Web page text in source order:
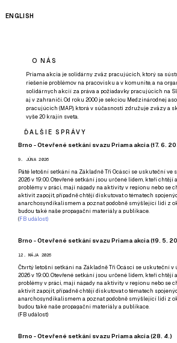
ENGLISH
O NÁS
Priama akcia je solidárny zväz pracujúcich, ktorý sa
riešenie problémov na pracovisku a v komunite, a na
solidárnych akcií za práva a požiadavky pracujúcich na
aj v zahraničí. Od roku 2000 je sekciou Medzinárodnej
pracujúcich (MAP), ktorá v súčasnosti združuje zväzy a
vyše 20 krajín sveta.
ĎALŠIE SPRÁVY
Brno - Otevřené setkání svazu Priama akcia (17. 6.
9. JÚNA 2026
Páté letošní setkání na Základně Tři Ocásci se uskuteční ve
2026 v 19:00. Otevřené setkání jsou určené lidem, kteří chtějí
problémy v práci, mají nápady na aktivity v regionu nebo se
aktivit zapojit, případně chtějí diskutovat o tématech
anarchosyndikalismem a poznat podobně smýšlející lidi z
budou také naše propagační materiály a publikace.
(FB událost)
Brno - Otevřené setkání svazu Priama akcia (19. 5.
12. MÁJA 2026
Čtvrtý letošní setkání na Základně Tři Ocásci se uskuteční v
2026 v 19:00. Otevřené setkání jsou určené lidem, kteří chtějí
problémy v práci, mají nápady na aktivity v regionu nebo se
aktivit zapojit, případně chtějí diskutovat o tématech
anarchosyndikalismem a poznat podobně smýšlející lidi z
budou také naše propagační materiály a publikace.
(FB událost)
Brno - Otevřené setkání svazu Priama akcia (28. 4.)